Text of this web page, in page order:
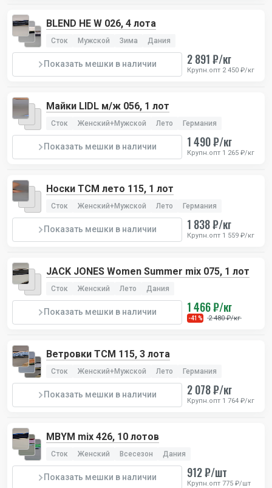
BLEND HE W 026, 4 лота
Сток Мужской Зима Дания
Показать мешки в наличии 2 891 ₽/кг
Крупн.опт 2 450 ₽/кг
Майки LIDL м/ж 056, 1 лот
Сток Женский+Мужской Лето Германия
Показать мешки в наличии 1 490 ₽/кг
Крупн.опт 1 265 ₽/кг
Носки TCM лето 115, 1 лот
Сток Женский+Мужской Лето Германия
Показать мешки в наличии 1 838 ₽/кг
Крупн.опт 1 559 ₽/кг
JACK JONES Women Summer mix 075, 1 лот
Сток Женский Лето Дания
Показать мешки в наличии 1 466 ₽/кг
-41% 2 480 ₽/кг
Ветровки TCM 115, 3 лота
Сток Женский+Мужской Лето Германия
Показать мешки в наличии 2 078 ₽/кг
Крупн.опт 1 764 ₽/кг
MBYM mix 426, 10 лотов
Сток Женский Всесезон Дания
Показать мешки в наличии 912 ₽/шт
Крупн.опт 775 ₽/шт